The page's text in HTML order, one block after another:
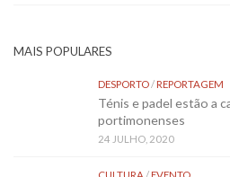
MAIS POPULARES
DESPORTO/REPORTAGEM
Ténis e padel estão a
portimonenses
24 JULHO, 2020
CULTURA/EVENTO